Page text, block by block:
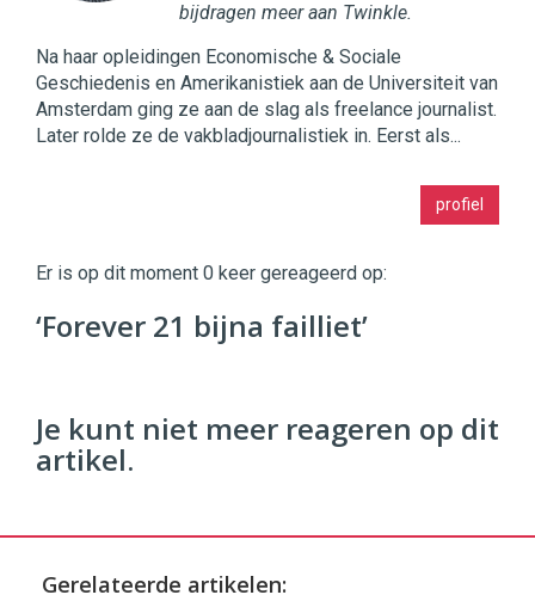
bijdragen meer aan Twinkle.
Na haar opleidingen Economische & Sociale
Geschiedenis en Amerikanistiek aan de Universiteit van
Amsterdam ging ze aan de slag als freelance journalist.
Later rolde ze de vakbladjournalistiek in. Eerst als...
profiel
Commerce https://twinklemagazine.nl
9654
Er is op dit moment 0 keer gereageerd op:
‘Forever 21 bijna failliet’
Je kunt niet meer reageren op dit
artikel.
Gerelateerde artikelen: